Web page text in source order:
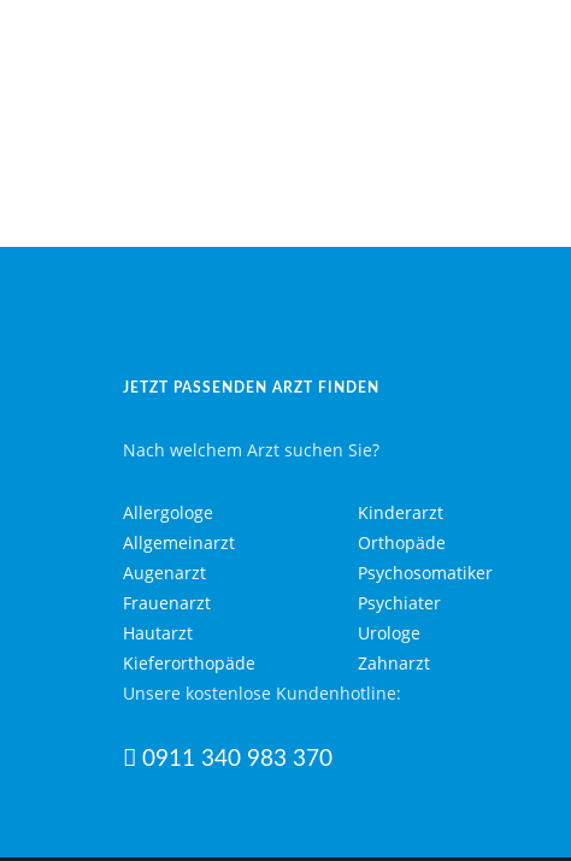
JETZT PASSENDEN ARZT FINDEN
Nach welchem Arzt suchen Sie?
Allergologe
Allgemeinarzt
Augenarzt
Frauenarzt
Hautarzt
Kieferorthopäde
Kinderarzt
Orthopäde
Psychosomatiker
Psychiater
Urologe
Zahnarzt
Unsere kostenlose Kundenhotline:
0911 340 983 370